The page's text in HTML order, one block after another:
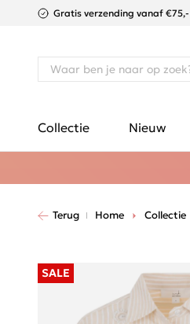
Gratis verzending vanaf €75,-
Collectie Nieuw
Terug Home Collectie
SALE